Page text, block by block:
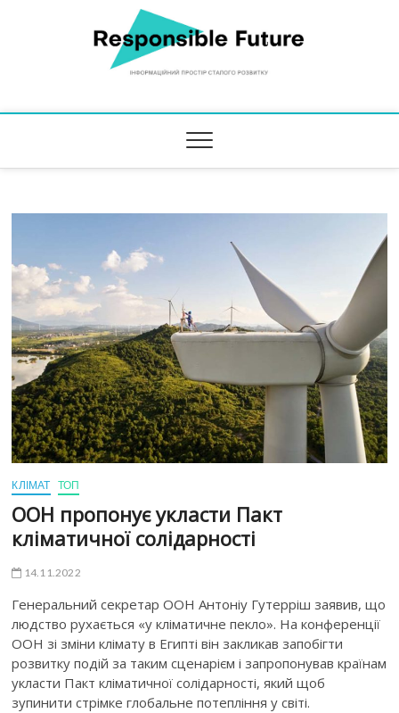
Responsible Future
КЛІМАТ ТОП
ООН пропонує укласти Пакт
кліматичної солідарності
14.11.2022
Генеральний секретар ООН Антоніу Гутерріш заявив, що
людство рухається «у кліматичне пекло». На конференції
ООН зі зміни клімату в Египті він закликав запобігти
розвитку подій за таким сценарієм і запропонував країнам
укласти Пакт кліматичної солідарності, який щоб
зупинити стрімке глобальне потепління у світі.